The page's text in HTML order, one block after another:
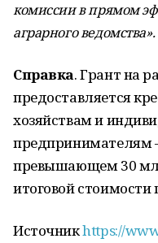
комиссии в прямом
аграрного ведомства».
Справка. Грант на
предоставляется
хозяйствам и
предпринимателям
превышающем 30
итоговой стоимости
Источникhttps://